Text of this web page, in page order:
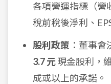
各項營運指標（營
稅前稅後淨利、
股利政策 ：董事
3.7 元現金股利，
成或以上的承諾。